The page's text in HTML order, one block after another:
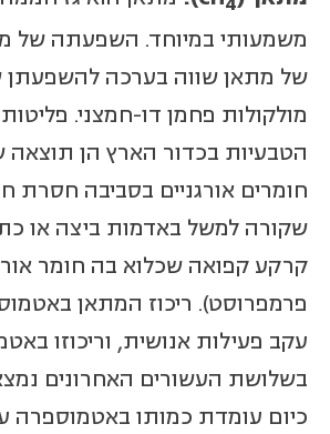
משמעותי במיוחד. השפעתה של
מולקולות פחמן דו-חמצני.
הטבעיות בכדור הארץ הן תוצאה
חומרים אורגניים בסביבה חסרת
שקורה למשל באדמות ביצה או
קרקע קפואה שכלוא בה חומר
פרמפרוסט). ריכוז המתאן
עקב פעילות אנושית, וריכוזו
בשלושת העשורים האחרונים